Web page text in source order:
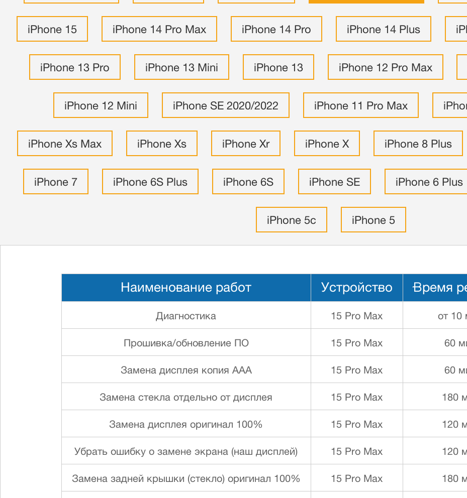
iPhone 15 iPhone 14 Pro Max iPhone 14 Pro iPhone 14 Plus
iPhone 13 Pro iPhone 13 Mini iPhone 13 iPhone 12 Pro Max
iPhone 12 Mini iPhone SE 2020/2022 iPhone 11 Pro Max
iPhone Xs Max iPhone Xs iPhone Xr iPhone X iPhone 8 Plus
iPhone 7 iPhone 6S Plus iPhone 6S iPhone SE iPhone 6 Plus
iPhone 5c iPhone 5
Наименование работ Устройство Время
Диагностика 15 Pro Max от 10
Прошивка/обновление ПО 15 Pro Max 60
Замена дисплея копия ААА 15 Pro Max 60
Замена стекла отдельно от дисплея 15 Pro Max 180
Замена дисплея оригинал 100% 15 Pro Max 120
Убрать ошибку о замене экрана (наш дисплей) 15 Pro Max 120
Замена задней крышки (стекло) оригинал 100% 15 Pro Max 180